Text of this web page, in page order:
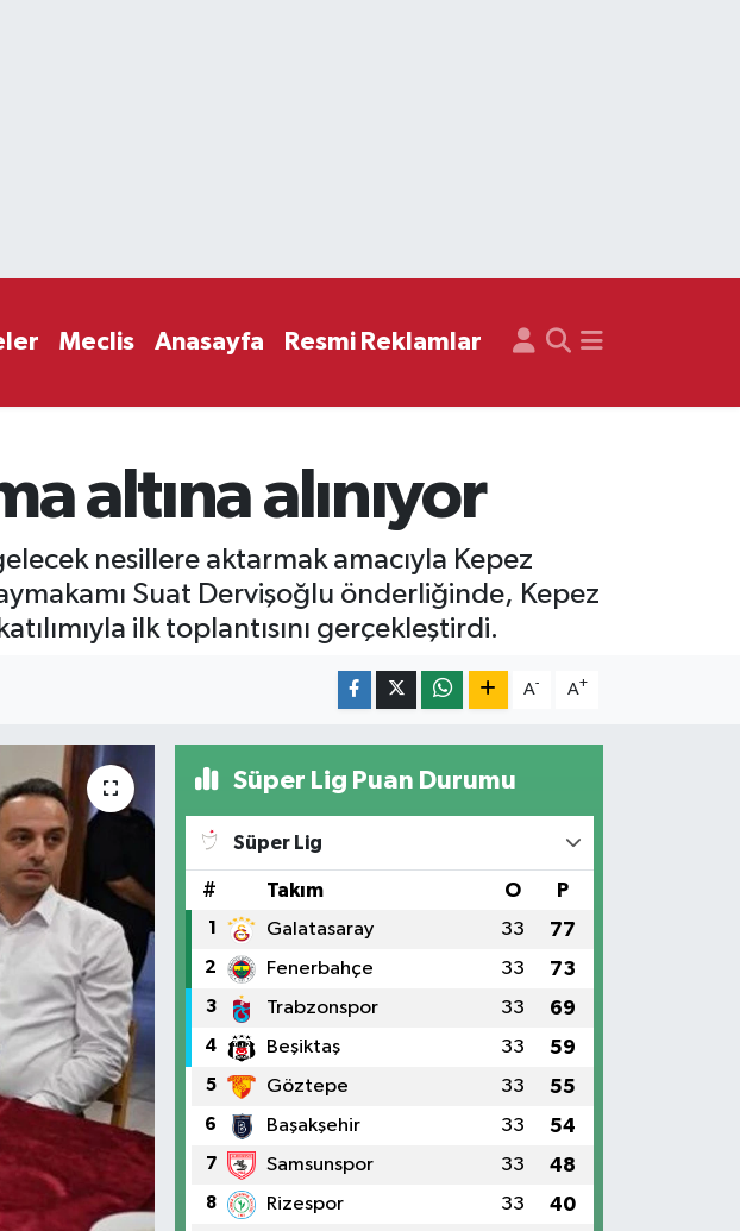
Meclis Anasayfa Resmi Reklamlar
altına alınıyor
nesillere aktarmak amacıyla Kepez
Suat Dervişoğlu önderliğinde, Kepez
ilk toplantısını gerçekleştirdi.
A- A+
Süper Lig Puan Durumu
Süper Lig
# Takım O P
1 Galatasaray 33 77
2 Fenerbahçe 33 73
3 Trabzonspor 33 69
4 Beşiktaş 33 59
5 Göztepe 33 55
6 Başakşehir 33 54
7 Samsunspor 33 48
8 Rizespor 33 40